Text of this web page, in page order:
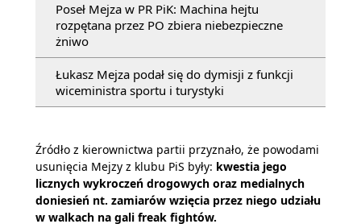
Poseł Mejza w PR PiK: Machina hejtu
rozpętana przez PO zbiera niebezpieczne
żniwo
Łukasz Mejza podał się do dymisji z funkcji
wiceministra sportu i turystyki
Źródło z kierownictwa partii przyznało, że powodami
usunięcia Mejzy z klubu PiS były: kwestia jego
licznych wykroczeń drogowych oraz medialnych
doniesień nt. zamiarów wzięcia przez niego udziału
w walkach na gali freak fightów.